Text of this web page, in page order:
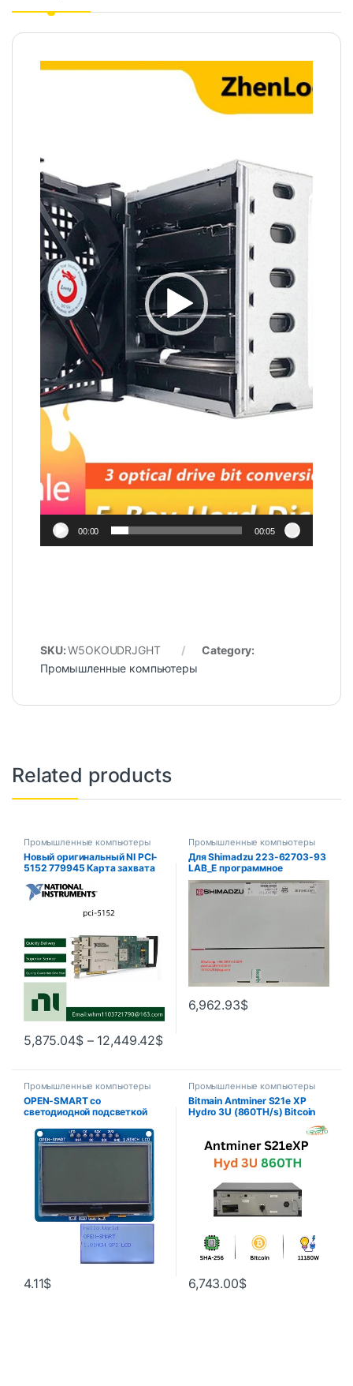
Video
00:00 00:05
SKU:W5OKOUDRJGHT
Category:
Промышленные компьютеры
Related products
Промышленные компьютеры
Новый оригинальный NI PCI-
5152 779945 Карта захвата
5,875.04$– 12,449.42$
Промышленные компьютеры
Для Shimadzu 223-62703-93
LAB_E программное
обеспечение с одним GC
(лабораторное решение),
6,962.93$
Промышленные компьютеры
OPEN-SMART со
светодиодной подсветкой
последовательный SPI
монохромный ЖК-экран
модуль коммутационной
платы для Arduino
4.11$
Промышленные компьютеры
Bitmain Antminer S21e XP
Hydro 3U (860TH/s) Bitcoin
6,743.00$